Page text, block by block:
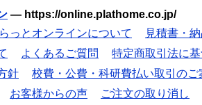
— https://online.plathome.co.jp/
っとオンラインについて
見積書・
よくあるご質問
特定商取引法に
針
校費・公費・科研費払い取引のご
お客様からの声 ご注文の取り消し